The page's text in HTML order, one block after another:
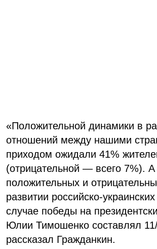
«Положительной динамики в
отношений между нашими
приходом ожидали 41%
(отрицательной — всего 7%).
положительных и
развитии российско-
случае победы на
Юлии Тимошенко составлял
рассказал Гражданкин.